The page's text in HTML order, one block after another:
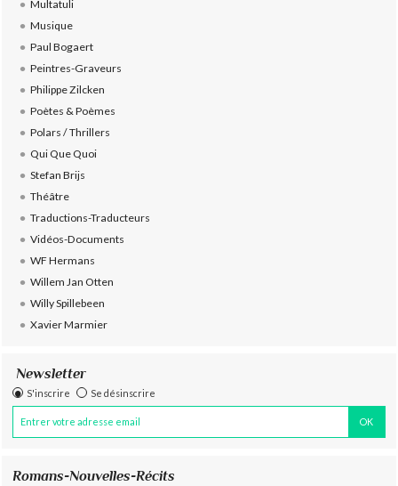
Multatuli
Musique
Paul Bogaert
Peintres-Graveurs
Philippe Zilcken
Poètes & Poèmes
Polars / Thrillers
Qui Que Quoi
Stefan Brijs
Théâtre
Traductions-Traducteurs
Vidéos-Documents
WF Hermans
Willem Jan Otten
Willy Spillebeen
Xavier Marmier
Newsletter
S'inscrire Se désinscrire
Romans-Nouvelles-Récits